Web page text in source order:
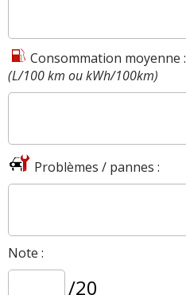
Consommation moyenne :
(L/100 km ou kWh/100km)
Problèmes / pannes :
Note :
/20